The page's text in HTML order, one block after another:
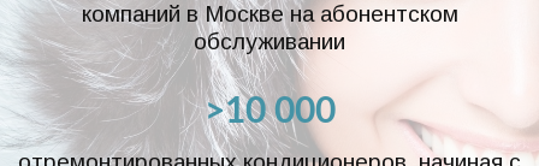
компаний в Москве на абонентском
обслуживании
>10 000